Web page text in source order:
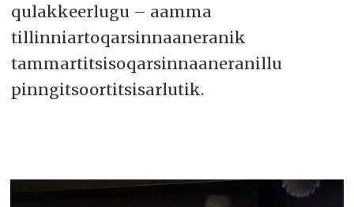
qulakkeerlugu – aamma
tillinniartoqarsinnaaneranik
tammartitsisoqarsinnaaneranillu
pinngitsoortitsisarlutik.